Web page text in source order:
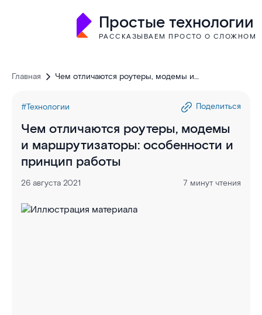
Простые технологии
РАССКАЗЫВАЕМ ПРОСТО О СЛОЖНОМ
Главная
Чем отличаются роутеры, модемы и
#Технологии
Поделиться
Чем отличаются роутеры, модемы
и маршрутизаторы: особенности и
принцип работы
26 августа 2021 7 минут чтения